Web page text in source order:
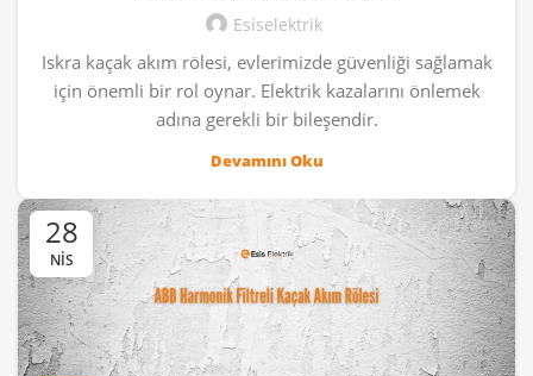
Esiselektrik
Iskra kaçak akım rölesi, evlerimizde güvenliği sağlamak
için önemli bir rol oynar. Elektrik kazalarını önlemek
adına gerekli bir bileşendir.
Devamını Oku
28
NIS